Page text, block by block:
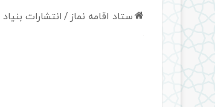
ستاد اقامه نماز / انتشارات